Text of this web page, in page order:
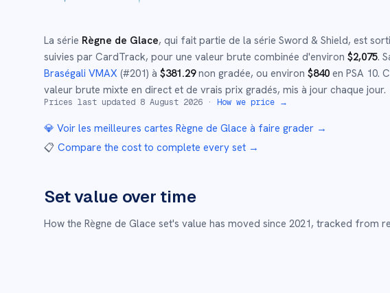
La série Règne de Glace, qui fait partie de la série Sword & Shield, est
suivies par CardTrack, pour une valeur brute combinée d'environ $2,075.
Braségali VMAX (#201) à $381.29non gradée, ou environ $840 en PSA 10.
valeur brute mixte en direct et de vrais prix gradés, mis à jour chaque jour.
Prices last updated 8 August 2026 · How we price →
💎 Voir les meilleures cartes Règne de Glace à faire grader →
📋 Compare the cost to complete every set →
Set value over time
How the Règne de Glace set's value has moved since 2021, tracked from